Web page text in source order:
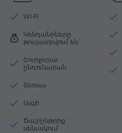
Wi-Fi
Կենդանիները
թույլատրվում են
Շուրջօրյա
ընդունարան
Տեռաս
Այգի
Ճաշ/ընթրիք
սենյակում